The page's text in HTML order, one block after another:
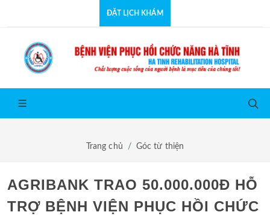
ĐẶT LỊCH KHÁM
Trang chủ Góc từ thiện
AGRIBANK TRAO 50.000.000Đ HỖ
TRỢ BỆNH VIỆN PHỤC HỒI CHỨC